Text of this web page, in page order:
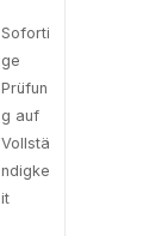
Soforti
ge
Prüfun
g auf
Vollstä
ndigke
it